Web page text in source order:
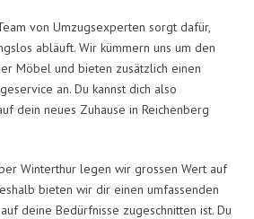
von Umzugsexperten sorgt dafür,
abläuft. Wir kümmern uns um den
Möbel und bieten zusätzlich einen
an. Du kannst dich also
dein neues Zuhause in Reichenberg
Winterthur legen wir grossen Wert auf
bieten wir dir einen umfassenden
deine Bedürfnisse zugeschnitten ist. Du